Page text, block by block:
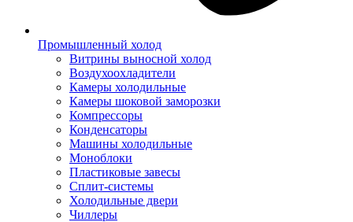
Промышленный холод
Витрины выносной холод
Воздухоохладители
Камеры холодильные
Камеры шоковой заморозки
Компрессоры
Конденсаторы
Машины холодильные
Моноблоки
Пластиковые завесы
Сплит-системы
Холодильные двери
Чиллеры